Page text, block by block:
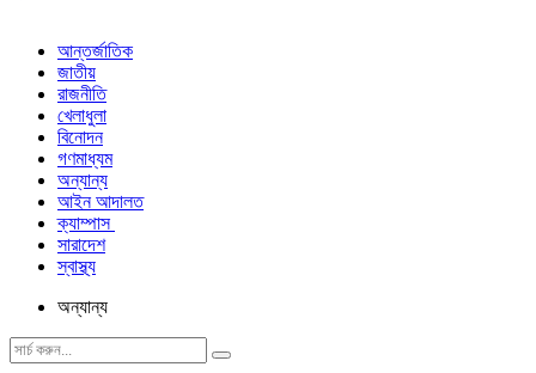
আন্তর্জাতিক
জাতীয়
রাজনীতি
খেলাধুলা
বিনোদন
গণমাধ্যম
অন্যান্য
আইন আদালত
ক্যাম্পাস
সারাদেশ
স্বাস্থ্য
অন্যান্য